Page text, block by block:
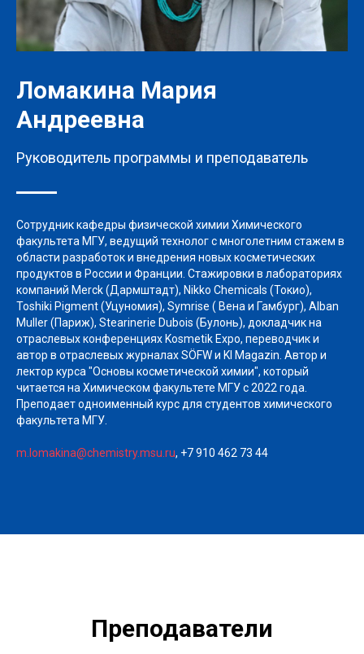
Ломакина Мария
Андреевна
Руководитель программы и преподаватель
Сотрудник кафедры физической химии Химического
факультета МГУ, ведущий технолог с многолетним стажем в
области разработок и внедрения новых косметических
продуктов в России и Франции. Стажировки в лабораториях
компаний Merck (Дармштадт), Nikko Chemicals (Токио),
Toshiki Pigment (Уцуномия), Symrise ( Вена и Гамбург), Alban
Muller (Париж), Stearinerie Dubois (Булонь), докладчик на
отраслевых конференциях Kosmetik Expo, переводчик и
автор в отраслевых журналах SÖFW и KI Magazin. Автор и
лектор курса "Основы косметической химии", который
читается на Химическом факультете МГУ с 2022 года.
Преподает одноименный курс для студентов химического
факультета МГУ.
m.lomakina@chemistry.msu.ru, +7 910 462 73 44
Преподаватели